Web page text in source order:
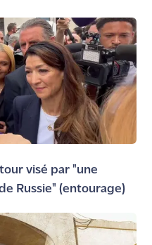
visé par "une
Russie" (entourage)